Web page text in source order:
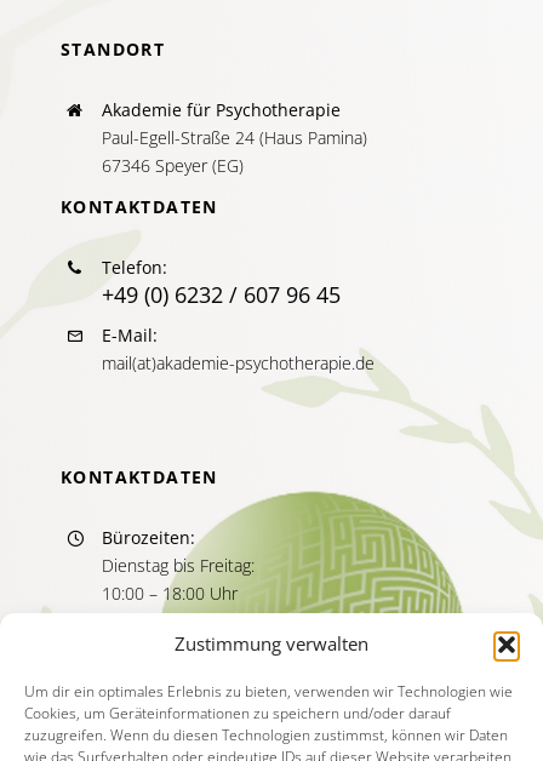
Zustimmung verwalten
Um dir ein optimales Erlebnis zu bieten, verwenden wir Technologien wie
Cookies, um Geräteinformationen zu speichern und/oder darauf
zuzugreifen. Wenn du diesen Technologien zustimmst, können wir Daten
wie das Surfverhalten oder eindeutige IDs auf dieser Website verarbeiten.
STANDORT
Akademie für Psychotherapie
Paul-Egell-Straße 24 (Haus Pamina)
67346 Speyer (EG)
KONTAKTDATEN
Telefon:
+49 (0) 6232 / 607 96 45
E-Mail:
mail(at)akademie-psychotherapie.de
KONTAKTDATEN
Bürozeiten:
Dienstag bis Freitag:
10:00 – 18:00 Uhr
Sprechzeiten:
11:00 – 13:00 Uhr
15:00 – 17:00 Uhr